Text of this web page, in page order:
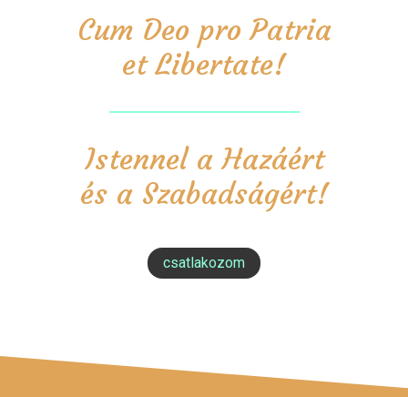
Cum Deo pro Patria
et Libertate!
Istennel a Hazáért
és a Szabadságért!
csatlakozom